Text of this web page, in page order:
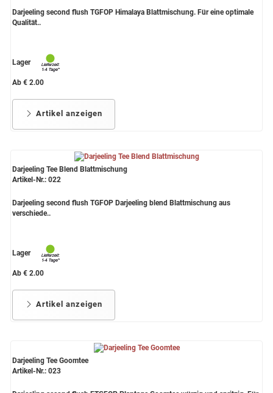
Darjeeling second flush TGFOP Himalaya Blattmischung. Für eine optimale
Qualität..
Lager
Ab € 2.00
Artikel anzeigen
Darjeeling Tee Blend Blattmischung
Artikel-Nr.: 022
Darjeeling second flush TGFOP Darjeeling blend Blattmischung aus
verschiede..
Lager
Ab € 2.00
Artikel anzeigen
Darjeeling Tee Goomtee
Artikel-Nr.: 023